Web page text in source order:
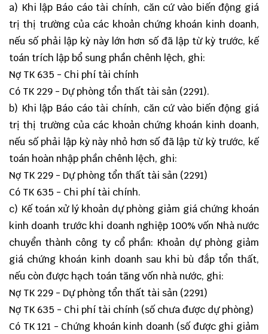
a) Khi lập Báo cáo tài chính, căn cứ vào biến động giá
trị thị trường của các khoản chứng khoán kinh doanh,
nếu số phải lập kỳ này lớn hơn số đã lập từ kỳ trước, kế
toán trích lập bổ sung phần chênh lệch, ghi:
Nợ TK 635 - Chi phí tài chính
Có TK 229 - Dự phòng tổn thất tài sản (2291).
b) Khi lập Báo cáo tài chính, căn cứ vào biến động giá
trị thị trường của các khoản chứng khoán kinh doanh,
nếu số phải lập kỳ này nhỏ hơn số đã lập từ kỳ trước, kế
toán hoàn nhập phần chênh lệch, ghi:
Nợ TK 229 - Dự phòng tổn thất tài sản (2291)
Có TK 635 - Chi phí tài chính.
c) Kế toán xử lý khoản dự phòng giảm giá chứng khoán
kinh doanh trước khi doanh nghiệp 100% vốn Nhà nước
chuyển thành công ty cổ phần: Khoản dự phòng giảm
giá chứng khoán kinh doanh sau khi bù đắp tổn thất,
nếu còn được hạch toán tăng vốn nhà nước, ghi:
Nợ TK 229 - Dự phòng tổn thất tài sản (2291)
Nợ TK 635 - Chi phí tài chính (số chưa được dự phòng)
Có TK 121 - Chứng khoán kinh doanh (số được ghi giảm